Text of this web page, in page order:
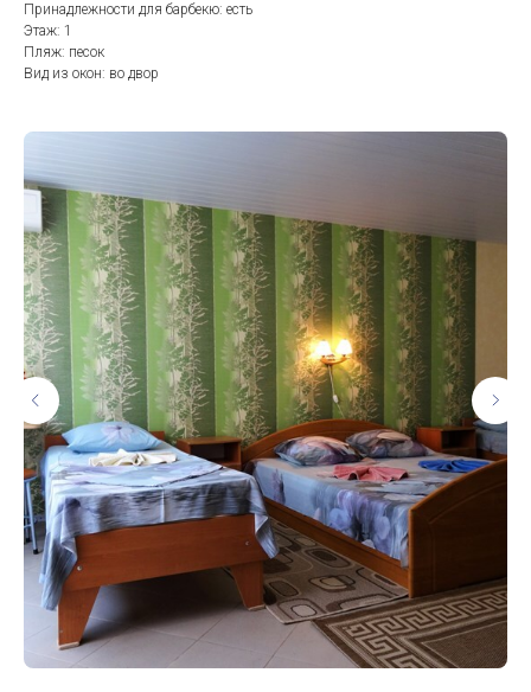
Принадлежности для барбекю: есть
Этаж: 1
Пляж: песок
Вид из окон: во двор